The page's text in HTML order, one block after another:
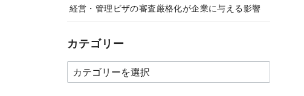
経営・管理ビザの審査厳格化が企業に与える影響
カテゴリー
カ
テ